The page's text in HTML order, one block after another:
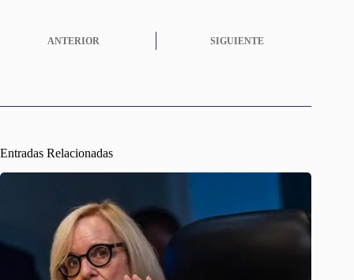
ANTERIOR SIGUIENTE
Entradas Relacionadas